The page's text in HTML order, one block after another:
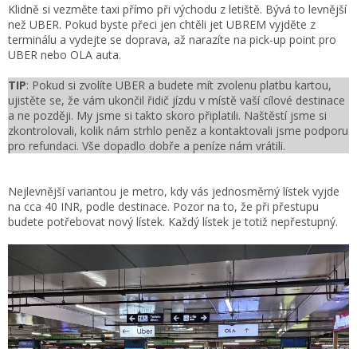
Klidně si vezměte taxi přímo při východu z letiště. Bývá to levnější
než UBER. Pokud byste přeci jen chtěli jet UBREM vyjděte z
terminálu a vydejte se doprava, až narazíte na pick-up point pro
UBER nebo OLA auta.
TIP: Pokud si zvolíte UBER a budete mít zvolenu platbu kartou,
ujistěte se, že vám ukončil řidič jízdu v místě vaší cílové destinace
a ne později. My jsme si takto skoro připlatili. Naštěstí jsme si
zkontrolovali, kolik nám strhlo peněz a kontaktovali jsme podporu
pro refundaci. Vše dopadlo dobře a peníze nám vrátili.
Nejlevnější variantou je metro, kdy vás jednosměrný lístek vyjde
na cca 40 INR, podle destinace. Pozor na to, že při přestupu
budete potřebovat nový lístek. Každý lístek je totiž nepřestupný.